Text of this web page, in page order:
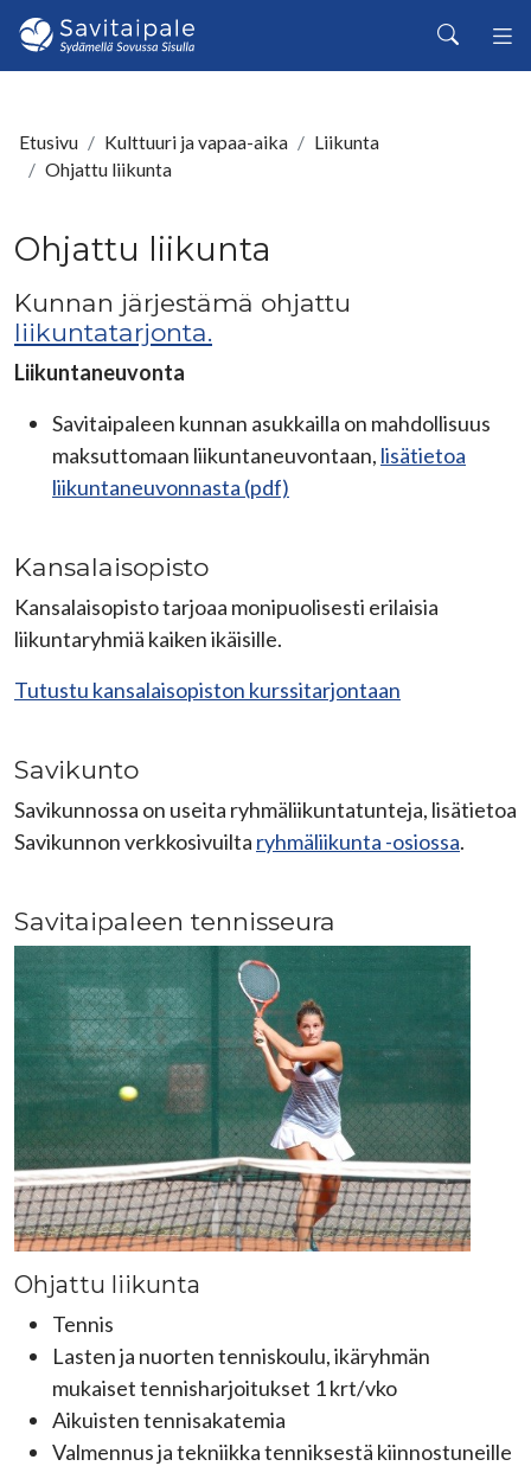
Siirry pääsisältöön
Haku
Etusivu Kulttuuri ja vapaa-aika
Liikunta
Ohjattu liikunta
Ohjattu liikunta
Kunnan järjestämä ohjattu
liikuntatarjonta.
Liikuntaneuvonta
Savitaipaleen kunnan asukkailla on mahdollisuus
maksuttomaan liikuntaneuvontaan, lisätietoa
liikuntaneuvonnasta (pdf)
Kansalaisopisto
Kansalaisopisto tarjoaa monipuolisesti erilaisia
liikuntaryhmiä kaiken ikäisille.
Tutustu kansalaisopiston kurssitarjontaan
Savikunto
Savikunnossa on useita ryhmäliikuntatunteja, lisätietoa
Savikunnon verkkosivuilta ryhmäliikunta -osiossa.
Savitaipaleen tennisseura
Ohjattu liikunta
Tennis
Lasten ja nuorten tenniskoulu, ikäryhmän
mukaiset tennisharjoitukset 1 krt/vko
Aikuisten tennisakatemia
Valmennus ja tekniikka tenniksestä kiinnostuneille